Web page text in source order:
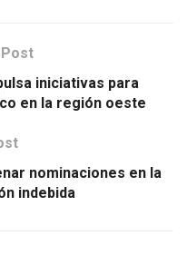
iniciativas para
en la región oeste
nominaciones en la
indebida